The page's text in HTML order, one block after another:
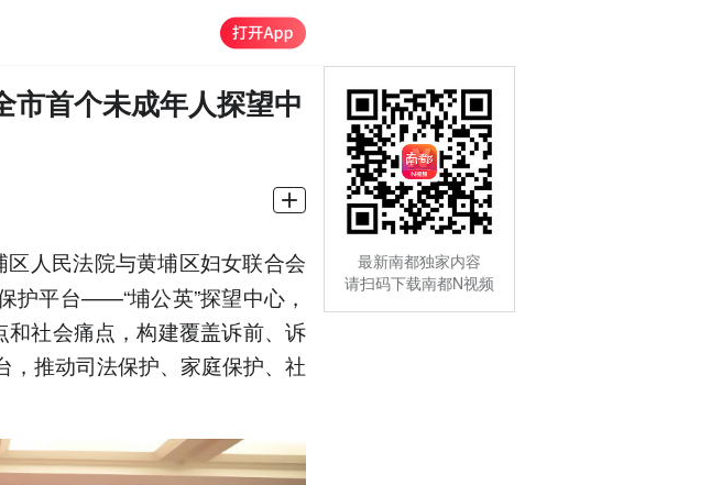
市首个未成年人探望中
人民法院与黄埔区妇女联合会
护平台——“埔公英”探望中心，
和社会痛点，构建覆盖诉前、诉
，推动司法保护、家庭保护、社
最新南都独家内容
请扫码下载南都N视频